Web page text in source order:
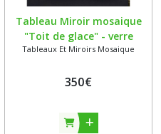
Tableau Miroir mosaique
"Toit de glace" - verre
albertini - verre securit -
etain
Tableaux Et Miroirs Mosaique
350€